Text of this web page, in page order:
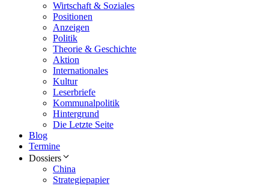
Wirtschaft & Soziales
Positionen
Anzeigen
Politik
Theorie & Geschichte
Aktion
Internationales
Kultur
Leserbriefe
Kommunalpolitik
Hintergrund
Die Letzte Seite
Blog
Termine
Dossiers
China
Strategiepapier